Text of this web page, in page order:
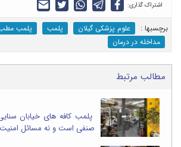
اشتراک گذاری:
برچسب‎ها : علوم پزشکی گیلان پلمب پلمب
مداخله در درمان
مطالب مرتبط
پلمب کافه های خیابان
صنفی است و نه مسائل امنیت